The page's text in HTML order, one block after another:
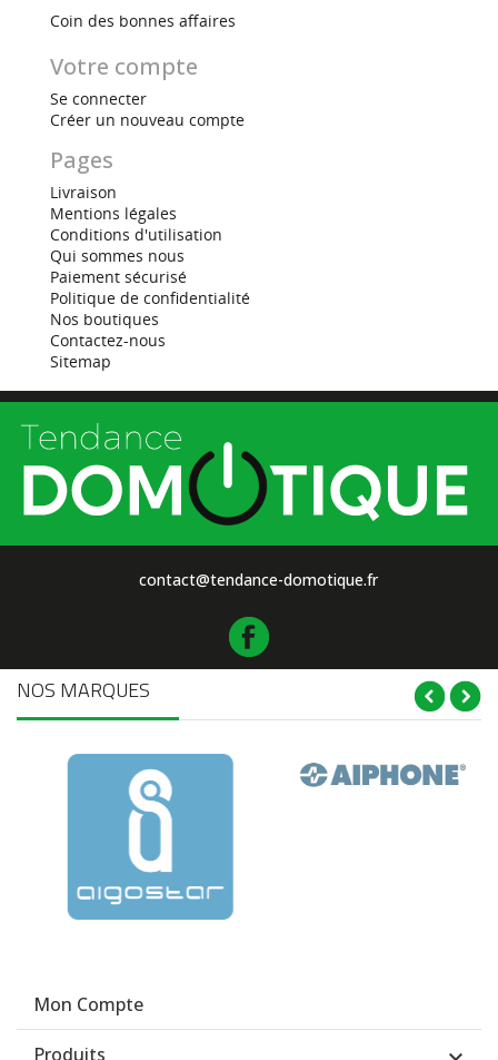
Coin des bonnes affaires
Votre compte
Se connecter
Créer un nouveau compte
Pages
Livraison
Mentions légales
Conditions d'utilisation
Qui sommes nous
Paiement sécurisé
Politique de confidentialité
Nos boutiques
Contactez-nous
Sitemap
contact@tendance-domotique.fr
NOS MARQUES
Mon Compte
Produits